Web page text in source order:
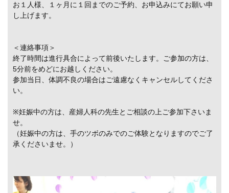
お１人様、１ヶ月に１回までのご予約、お申込みにてお願い申
し上げます。
＜連絡事項＞
終了時間は進行具合によって前後いたします。ご参加の方は、
5分前をめどにお越しください。
参加当日、体調不良の場合はご遠慮なくキャンセルしてくださ
い。
※妊娠中の方は、産婦人科の先生とご相談の上ご参加下さいま
せ。
（妊娠中の方は、手のツボのみでのご体験となりますのでご了
承くださいませ。）